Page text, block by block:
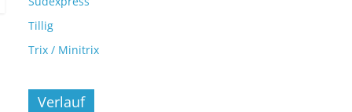
Tillig
Trix / Minitrix
Verlauf